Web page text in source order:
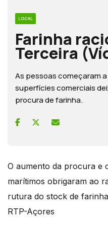
LOCAL
Farinha
Terceira
As pessoas começaram
superfícies comerciais
procura de farinha.
O aumento da procura e
marítimos obrigaram ao
rutura do stock de
RTP-Açores